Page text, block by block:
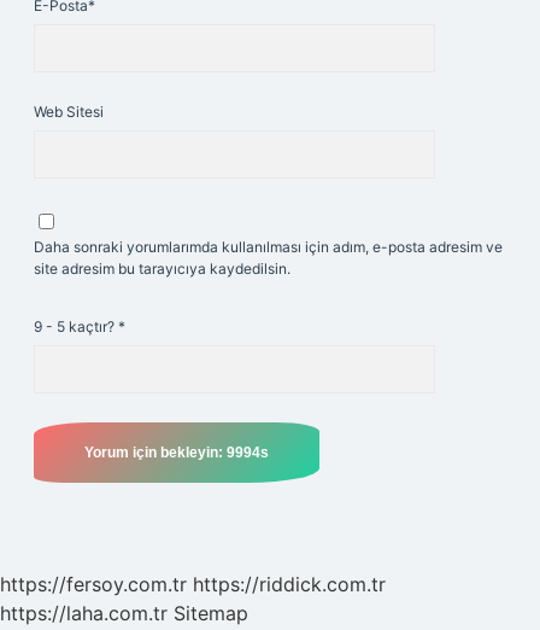
E-Posta*
Web Sitesi
Daha sonraki yorumlarımda kullanılması için adım, e-posta adresim ve
site adresim bu tarayıcıya kaydedilsin.
9 - 5 kaçtır? *
https://fersoy.com.tr https://riddick.com.tr
https://laha.com.tr Sitemap